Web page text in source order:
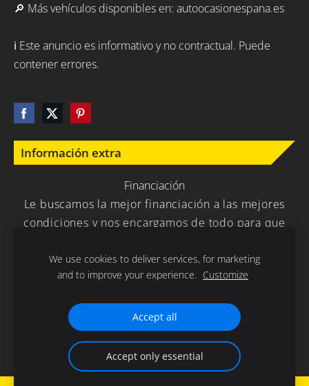
Información extra
Financiación
Le buscamos la mejor financiación a las mejores
condiciones y nos encargamos de todo para que
🔎 Más vehículos disponibles en: autoocasionespana.es
ℹ️ Este anuncio es informativo y no contractual. Puede
contener errores.
Gracias por la confianza depositada en nuestra empresa .
We use cookies to deliver services, for marketing
and to improve your experience. Customize
Accept all
Accept only essential